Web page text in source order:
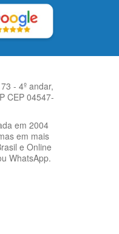
- 4º andar,
CEP 04547-
em 2004
em mais
e Online
WhatsApp.